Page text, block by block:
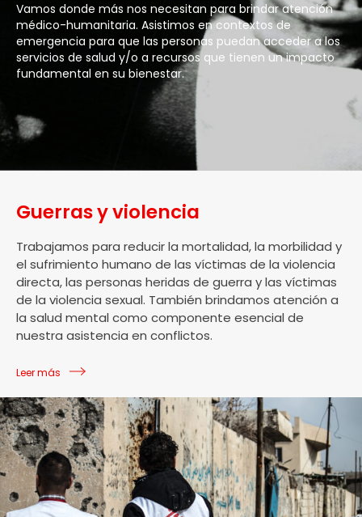
Vamos donde más nos necesitan para brindar atención
médico-humanitaria. Asistimos en contextos de
emergencia para que las personas puedan acceder a los
servicios de salud y/o a recursos que tienen un impacto
fundamental en su bienestar.
Guerras y violencia
Trabajamos para reducir la mortalidad, la morbilidad y
el sufrimiento humano de las víctimas de la violencia
directa, las personas heridas de guerra y las víctimas
de la violencia sexual. También brindamos atención a
la salud mental como componente esencial de
nuestra asistencia en conflictos.
Leer más